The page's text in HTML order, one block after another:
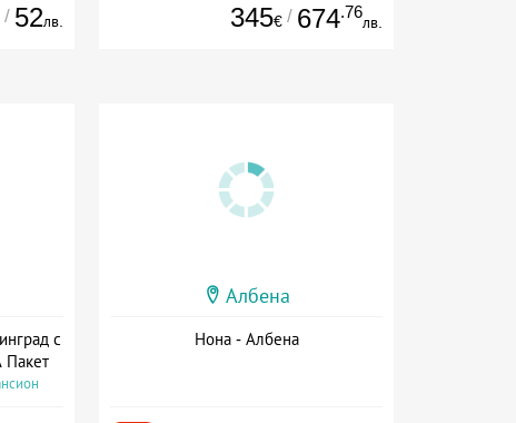
/ 52лв. 345€ / 674.76
лв.
с
Пакет
Албена
Нона - Албена